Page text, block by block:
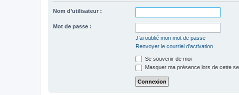
Nom d’utilisateur :
Mot de passe :
J’ai oublié mon mot de passe
Renvoyer le courriel d’activation
Se souvenir de moi
Masquer ma présence lors de cette